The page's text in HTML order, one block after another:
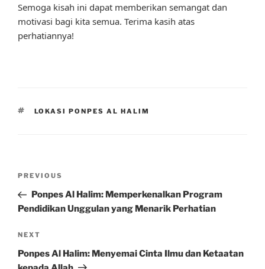
Semoga kisah ini dapat memberikan semangat dan
motivasi bagi kita semua. Terima kasih atas
perhatiannya!
TAGS
LOKASI PONPES AL HALIM
Previous
Post
PREVIOUS
Ponpes Al Halim: Memperkenalkan Program
Pendidikan Unggulan yang Menarik Perhatian
Next
Post
NEXT
Ponpes Al Halim: Menyemai Cinta Ilmu dan Ketaatan